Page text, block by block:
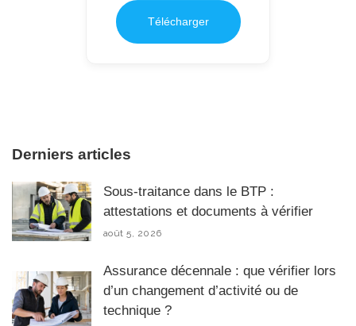
Télécharger
Derniers articles
Sous-traitance dans le BTP :
attestations et documents à vérifier
août 5, 2026
Assurance décennale : que vérifier lors
d’un changement d’activité ou de
technique ?